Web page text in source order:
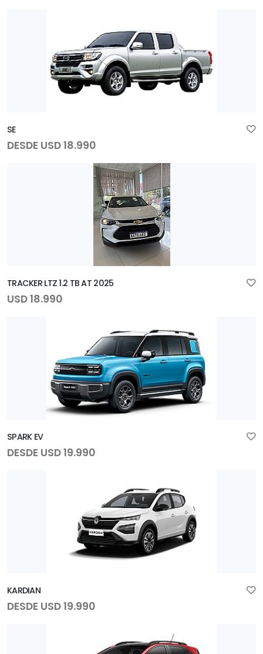
SE
DESDE USD 18.990
TRACKER LTZ 1.2 TB AT 2025
USD 18.990
SPARK EV
DESDE USD 19.990
KARDIAN
DESDE USD 19.990